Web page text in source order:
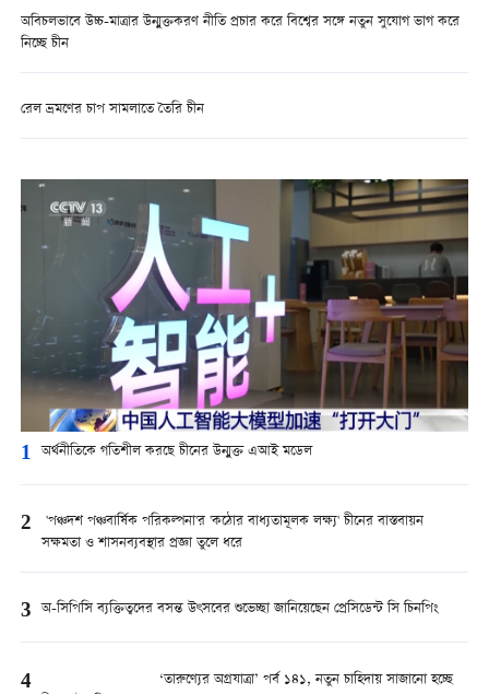
অবিচলভাবে উচ্চ-মাত্রার উন্মুক্তকরণ নীতি প্রচার করে বিশ্বের সঙ্গে নতুন সুযোগ ভাগ করে
নিচ্ছে চীন
রেল ভ্রমণের চাপ সামলাতে তৈরি চীন
1 অর্থনীতিকে গতিশীল করছে চীনের উন্মুক্ত এআই মডেল
2
'পঞ্চদশ পঞ্চবার্ষিক পরিকল্পনা'র 'কঠোর বাধ্যতামূলক লক্ষ্য' চীনের বাস্তবায়ন
সক্ষমতা ও শাসনব্যবস্থার প্রজ্ঞা তুলে ধরে
3 অ-সিপিসি ব্যক্তিত্বদের বসন্ত উৎসবের শুভেচ্ছা জানিয়েছেন প্রেসিডেন্ট সি চিনপিং
4
‘তারুণ্যের অগ্রযাত্রা’ পর্ব ১৪১, নতুন চাহিদায় সাজানো হচ্ছে